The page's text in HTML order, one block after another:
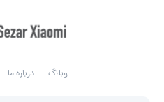
وبلاگ درباره ما